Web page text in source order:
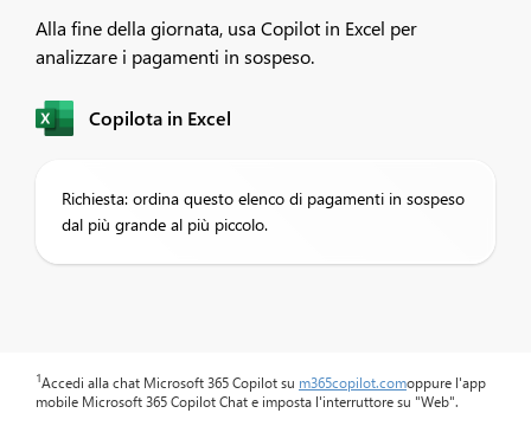
Alla fine della giornata, usa Copilot in Excel per
analizzare i pagamenti in sospeso.
Copilota in Excel
Richiesta: ordina questo elenco di pagamenti in sospeso
dal più grande al più piccolo.
1Accedi alla chat Microsoft 365 Copilot su m365copilot.comoppure l'app
mobile Microsoft 365 Copilot Chat e imposta l'interruttore su "Web".